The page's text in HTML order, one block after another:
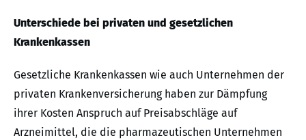
Unterschiede bei privaten und gesetzlichen
Krankenkassen
Gesetzliche Krankenkassen wie auch Unternehmen der
privaten Krankenversicherung haben zur Dämpfung
ihrer Kosten Anspruch auf Preisabschläge auf
Arzneimittel, die die pharmazeutischen Unternehmen